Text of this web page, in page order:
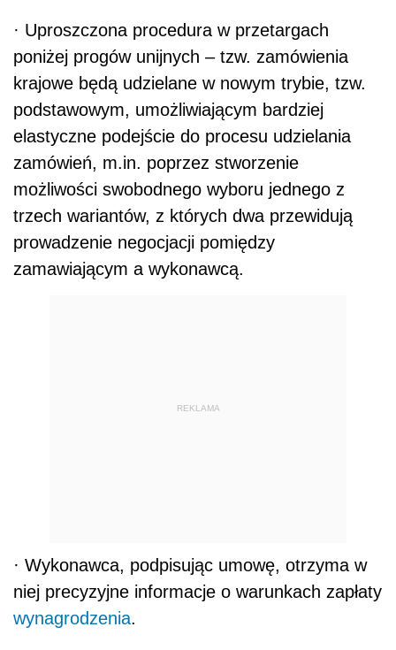
· Uproszczona procedura w przetargach
poniżej progów unijnych – tzw. zamówienia
krajowe będą udzielane w nowym trybie, tzw.
podstawowym, umożliwiającym bardziej
elastyczne podejście do procesu udzielania
zamówień, m.in. poprzez stworzenie
możliwości swobodnego wyboru jednego z
trzech wariantów, z których dwa przewidują
prowadzenie negocjacji pomiędzy
zamawiającym a wykonawcą.
REKLAMA
· Wykonawca, podpisując umowę, otrzyma w
niej precyzyjne informacje o warunkach zapłaty
wynagrodzenia.